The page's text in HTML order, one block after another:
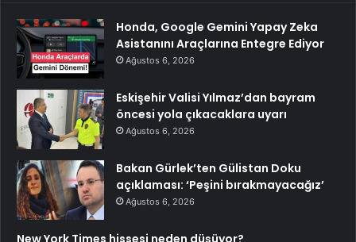
Honda, Google Gemini Yapay Zeka
Asistanını Araçlarına Entegre Ediyor
Ağustos 6, 2026
Eskişehir Valisi Yılmaz’dan bayram
öncesi yola çıkacaklara uyarı
Ağustos 6, 2026
Bakan Gürlek’ten Gülistan Doku
açıklaması: ‘Peşini bırakmayacağız’
Ağustos 6, 2026
New York Times hissesi neden düşüyor?